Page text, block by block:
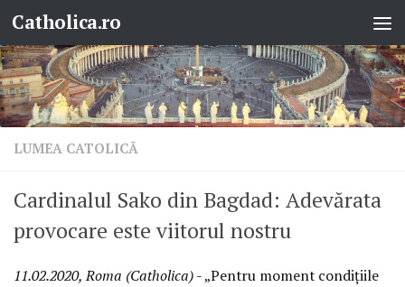
Skip to content
Catholica.ro
LUMEA CATOLICĂ
Cardinalul Sako din Bagdad: Adevărata
provocare este viitorul nostru
11.02.2020, Roma (Catholica)- „Pentru moment condițiile